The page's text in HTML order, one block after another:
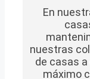
En
nuestras
de casas
máximo